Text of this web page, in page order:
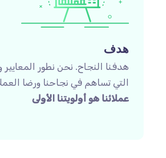
هدف
هدفنا النجاح. نحن نطور
التي تساهم في نجاحنا ورضا
عملائنا هو أولويتنا الأولى